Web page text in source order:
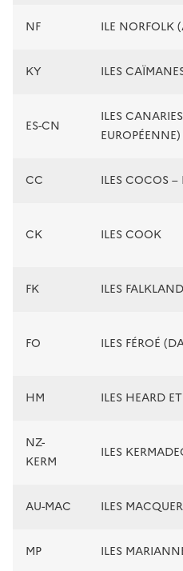
NF ILE NORFOLK
KY ILES
ES-CN
ILES
EUROPÉENNE)
CC ILES COCOS –
CK ILES COOK
FK ILES
FO ILES FÉROÉ
HM ILES HEARD
NZ-
KERM
ILES
AU-MAC ILES
MP ILES